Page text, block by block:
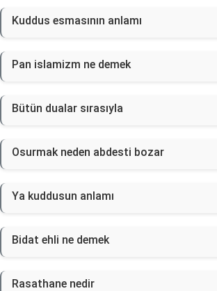
Kuddus esmasının anlamı
Pan islamizm ne demek
Bütün dualar sırasıyla
Osurmak neden abdesti bozar
Ya kuddusun anlamı
Bidat ehli ne demek
Rasathane nedir